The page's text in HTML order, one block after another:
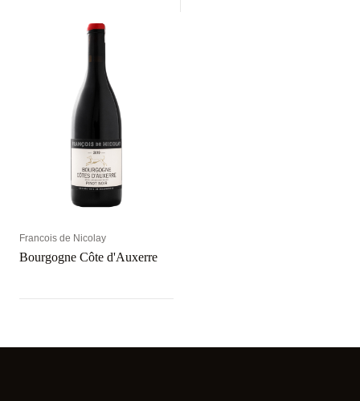
Francois de Nicolay
Bourgogne Côte d'Auxerre